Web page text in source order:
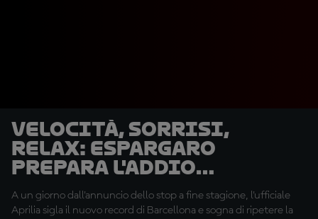
Velocità, sorrisi,
relax: Espargaro
prepara l'addio
perfetto?
A un giorno dall'annuncio dello stop a fine stagione, l'ufficiale
Aprilia sigla il nuovo record di Barcellona e sogna di ripetere la